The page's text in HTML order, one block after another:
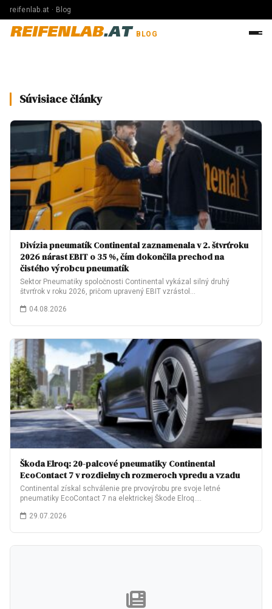
reifenlab.at · Blog
REIFENLAB.AT BLOG
Súvisiace články
Divízia pneumatík Continental zaznamenala v 2. štvrťroku
2026 nárast EBIT o 35 %, čím dokončila prechod na
čistého výrobcu pneumatík
Sektor Pneumatiky spoločnosti Continental vykázal silný druhý
štvrťrok v roku 2026, pričom upravený EBIT vzrástol…
04.08.2026
Škoda Elroq: 20-palcové pneumatiky Continental
EcoContact 7 v rozdielnych rozmeroch vpredu a vzadu
Continental získal schválenie pre prvovýrobu pre svoje letné
pneumatiky EcoContact 7 na elektrickej Škode Elroq.…
29.07.2026